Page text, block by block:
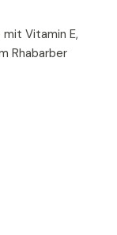
Vitamin E,
Rhabarber